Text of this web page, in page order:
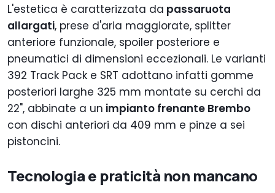
L'estetica è caratterizzata da passaruota
allargati, prese d'aria maggiorate, splitter
anteriore funzionale, spoiler posteriore e
pneumatici di dimensioni eccezionali. Le varianti
392 Track Pack e SRT adottano infatti gomme
posteriori larghe 325 mm montate su cerchi da
22", abbinate a un impianto frenante Brembo
con dischi anteriori da 409 mm e pinze a sei
pistoncini.
Tecnologia e praticità non mancano